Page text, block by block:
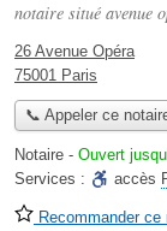
notaire situé avenue
26 Avenue Opéra
75001 Paris
📞 Appeler ce
Notaire - Ouvert
Services :
accès
Recommander ce